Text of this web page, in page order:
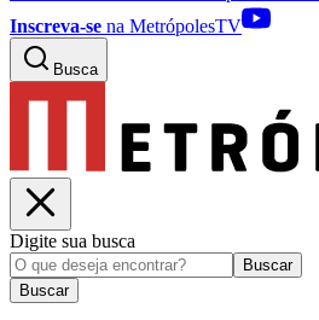
Inscreva-se na MetrópolesTV
Busca
Digite sua busca
Buscar
Buscar